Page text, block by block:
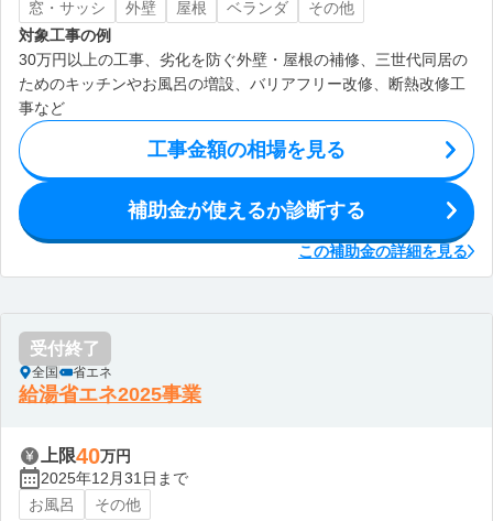
窓・サッシ 外壁 屋根 ベランダ
その他
対象工事の例
30万円以上の工事、劣化を防ぐ外壁・屋根の補修、三世代同居の
ためのキッチンやお風呂の増設、バリアフリー改修、断熱改修工
事など
工事金額の相場を見る
補助金が使えるか診断する
この補助金の詳細を見る
受付終了
全国 省エネ
給湯省エネ2025事業
上限40万円
2025年12月31日まで
お風呂
その他